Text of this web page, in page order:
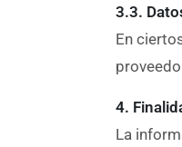
3.3.
En
4.
La